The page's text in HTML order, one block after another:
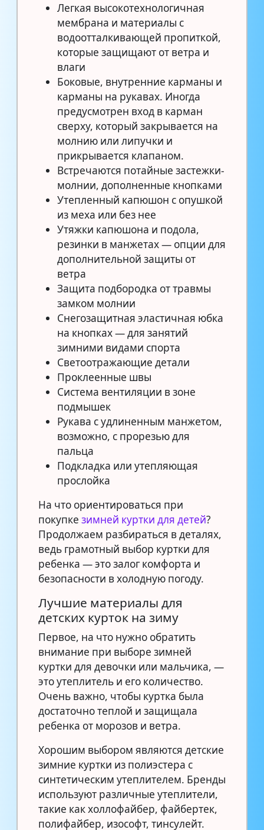
Легкая высокотехнологичная
мембрана и материалы с
водоотталкивающей пропиткой,
которые защищают от ветра и
влаги
Боковые, внутренние карманы и
карманы на рукавах. Иногда
предусмотрен вход в карман
сверху, который закрывается на
молнию или липучки и
прикрывается клапаном.
Встречаются потайные застежки-
молнии, дополненные кнопками
Утепленный капюшон с опушкой
из меха или без нее
Утяжки капюшона и подола,
резинки в манжетах — опции для
дополнительной защиты от
ветра
Защита подбородка от травмы
замком молнии
Снегозащитная эластичная юбка
на кнопках — для занятий
зимними видами спорта
Светоотражающие детали
Проклеенные швы
Система вентиляции в зоне
подмышек
Рукава с удлиненным манжетом,
возможно, с прорезью для
пальца
Подкладка или утепляющая
прослойка
На что ориентироваться при
покупке зимней куртки для детей?
Продолжаем разбираться в деталях,
ведь грамотный выбор куртки для
ребенка — это залог комфорта и
безопасности в холодную погоду.
Лучшие материалы для
детских курток на зиму
Первое, на что нужно обратить
внимание при выборе зимней
куртки для девочки или мальчика, —
это утеплитель и его количество.
Очень важно, чтобы куртка была
достаточно теплой и защищала
ребенка от морозов и ветра.
Хорошим выбором являются детские
зимние куртки из полиэстера с
синтетическим утеплителем. Бренды
используют различные утеплители,
такие как холлофайбер, файбертек,
полифайбер, изософт, тинсулейт.